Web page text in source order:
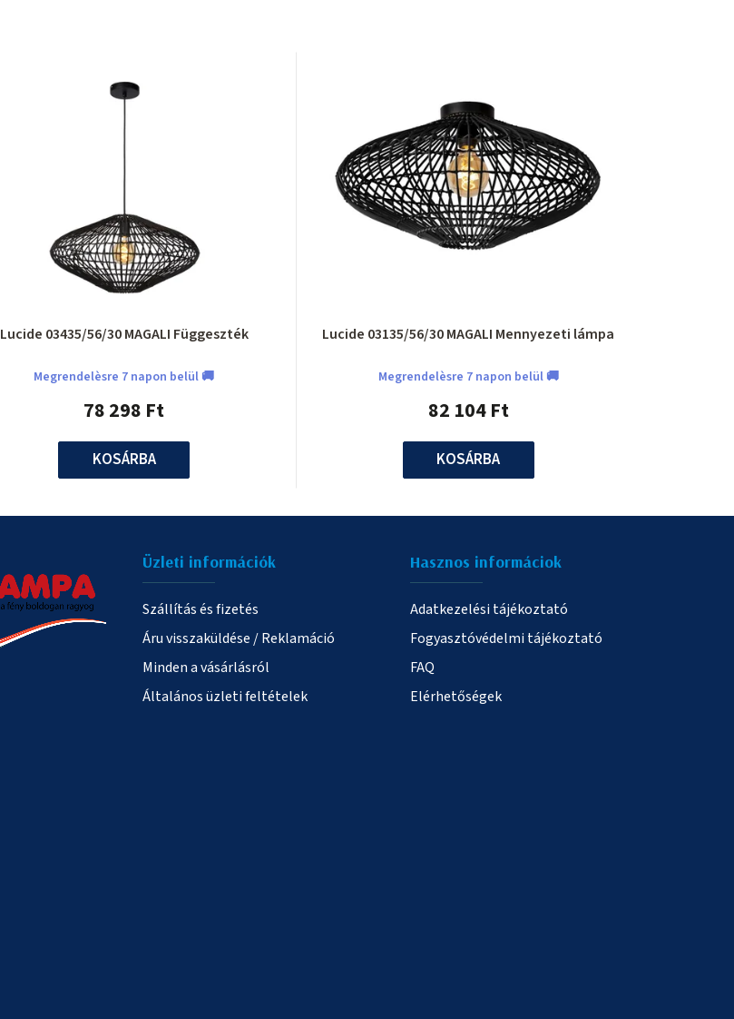
Lucide 03435/56/30 MAGALI Függeszték
Megrendelèsre 7 napon belül 🚚
78 298 Ft
KOSÁRBA
Lucide 03135/56/30 MAGALI Mennyezeti lámpa
Megrendelèsre 7 napon belül 🚚
82 104 Ft
KOSÁRBA
Üzleti információk
Szállítás és fizetés
Áru visszaküldése / Reklamáció
Minden a vásárlásról
Általános üzleti feltételek
Hasznos informáciok
Adatkezelési tájékoztató
Fogyasztóvédelmi tájékoztató
FAQ
Elérhetőségek